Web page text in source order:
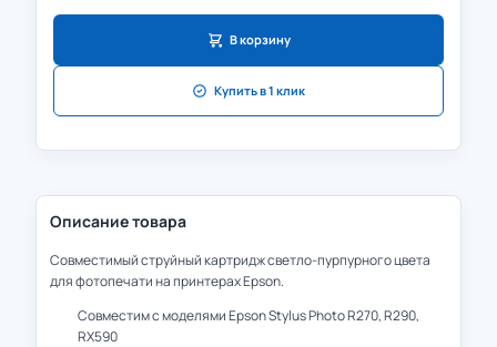
В корзину
Купить в 1 клик
Описание товара
Совместимый струйный картридж светло-пурпурного цвета
для фотопечати на принтерах Epson.
Совместим с моделями Epson Stylus Photo R270, R290,
RX590